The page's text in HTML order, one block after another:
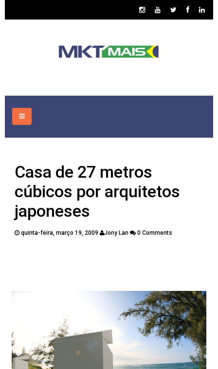
CONSULTORIA
ASSUNTOS
PUBLICAÇÕES
Casa de 27 metros
cúbicos por arquitetos
japoneses
quinta-feira, março 19, 2009 Jony Lan 0 Comments